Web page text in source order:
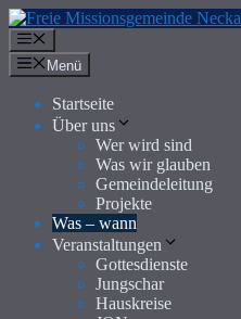
Zum
Inhalt
springen
Menü
Startseite
Über uns
Wer wird sind
Was wir glauben
Gemeindeleitung
Projekte
Was – wann
Veranstaltungen
Gottesdienste
Jungschar
Hauskreise